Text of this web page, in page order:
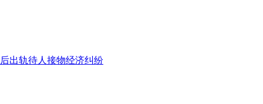
出轨待人接物经济纠纷